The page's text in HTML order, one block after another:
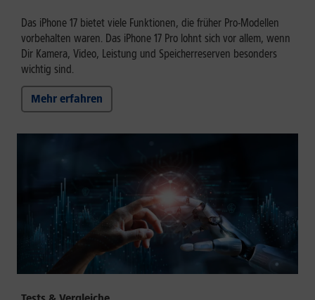
Das iPhone 17 bietet viele Funktionen, die früher Pro-Modellen
vorbehalten waren. Das iPhone 17 Pro lohnt sich vor allem, wenn
Dir Kamera, Video, Leistung und Speicherreserven besonders
wichtig sind.
Mehr erfahren